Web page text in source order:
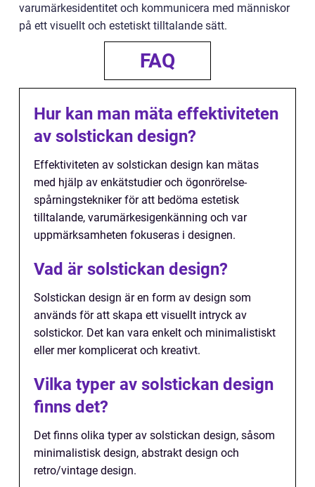
varumärkesidentitet och kommunicera med människor
på ett visuellt och estetiskt tilltalande sätt.
FAQ
Hur kan man mäta effektiviteten
av solstickan design?
Effektiviteten av solstickan design kan mätas
med hjälp av enkätstudier och ögonrörelse-
spårningstekniker för att bedöma estetisk
tilltalande, varumärkesigenkänning och var
uppmärksamheten fokuseras i designen.
Vad är solstickan design?
Solstickan design är en form av design som
används för att skapa ett visuellt intryck av
solstickor. Det kan vara enkelt och minimalistiskt
eller mer komplicerat och kreativt.
Vilka typer av solstickan design
finns det?
Det finns olika typer av solstickan design, såsom
minimalistisk design, abstrakt design och
retro/vintage design.